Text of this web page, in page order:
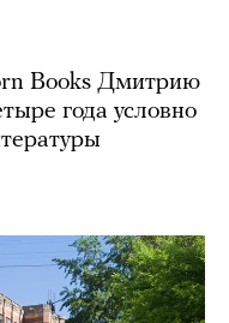
Books Дмитрию
года условно